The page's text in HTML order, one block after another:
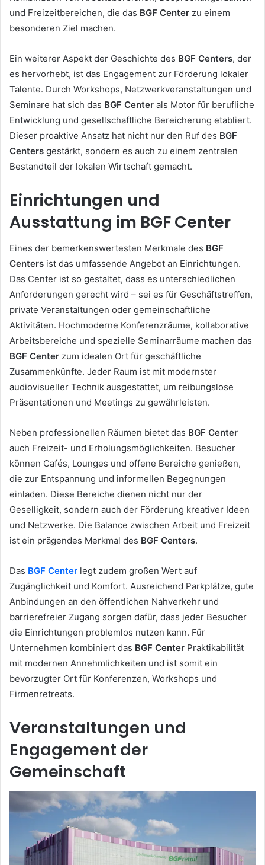
und Freizeitbereichen, die das BGF Center zu einem
besonderen Ziel machen.
Ein weiterer Aspekt der Geschichte des BGF Centers, der
es hervorhebt, ist das Engagement zur Förderung lokaler
Talente. Durch Workshops, Netzwerkveranstaltungen und
Seminare hat sich das BGF Center als Motor für berufliche
Entwicklung und gesellschaftliche Bereicherung etabliert.
Dieser proaktive Ansatz hat nicht nur den Ruf des BGF
Centers gestärkt, sondern es auch zu einem zentralen
Bestandteil der lokalen Wirtschaft gemacht.
Einrichtungen und
Ausstattung im BGF Center
Eines der bemerkenswertesten Merkmale des BGF
Centers ist das umfassende Angebot an Einrichtungen.
Das Center ist so gestaltet, dass es unterschiedlichen
Anforderungen gerecht wird – sei es für Geschäftstreffen,
private Veranstaltungen oder gemeinschaftliche
Aktivitäten. Hochmoderne Konferenzräume, kollaborative
Arbeitsbereiche und spezielle Seminarräume machen das
BGF Center zum idealen Ort für geschäftliche
Zusammenkünfte. Jeder Raum ist mit modernster
audiovisueller Technik ausgestattet, um reibungslose
Präsentationen und Meetings zu gewährleisten.
Neben professionellen Räumen bietet das BGF Center
auch Freizeit- und Erholungsmöglichkeiten. Besucher
können Cafés, Lounges und offene Bereiche genießen,
die zur Entspannung und informellen Begegnungen
einladen. Diese Bereiche dienen nicht nur der
Geselligkeit, sondern auch der Förderung kreativer Ideen
und Netzwerke. Die Balance zwischen Arbeit und Freizeit
ist ein prägendes Merkmal des BGF Centers.
Das BGF Center legt zudem großen Wert auf
Zugänglichkeit und Komfort. Ausreichend Parkplätze, gute
Anbindungen an den öffentlichen Nahverkehr und
barrierefreier Zugang sorgen dafür, dass jeder Besucher
die Einrichtungen problemlos nutzen kann. Für
Unternehmen kombiniert das BGF Center Praktikabilität
mit modernen Annehmlichkeiten und ist somit ein
bevorzugter Ort für Konferenzen, Workshops und
Firmenretreats.
Veranstaltungen und
Engagement der
Gemeinschaft